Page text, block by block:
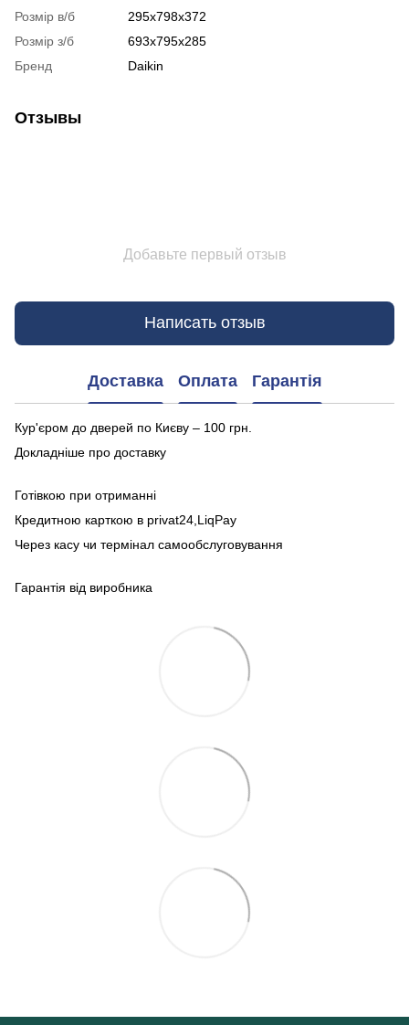
Розмір в/б
295x798x372
Розмір з/б
693x795x285
Бренд
Daikin
Отзывы
Добавьте первый отзыв
Написать отзыв
Доставка Оплата Гарантія
Кур'єром до дверей по Києву – 100 грн.
Докладніше про доставку
Готівкою при отриманні
Кредитною карткою в privat24,LiqPay
Через касу чи термінал самообслуговування
Гарантія від виробника